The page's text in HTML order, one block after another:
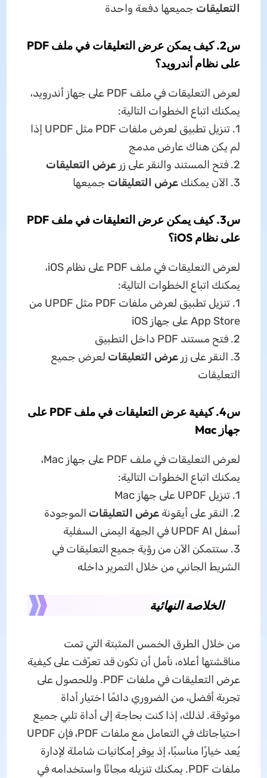
التعليقات جميعها دفعة واحدة
س2. كيف يمكن عرض التعليقات في ملف PDF
على نظام أندرويد؟
لعرض التعليقات في ملف PDF على جهاز أندرويد،
يمكنك اتباع الخطوات التالية:
1. تنزيل تطبيق لعرض ملفات PDF مثل UPDF إذا
لم يكن هناك عارض مدمج
2. فتح المستند والنقر على زر
عرض التعليقات
3. الآن يمكنك
عرض التعليقات جميعها
س3. كيف يمكن عرض التعليقات في ملف PDF
على نظام iOS؟
لعرض التعليقات في ملف PDF على نظام iOS،
يمكنك اتباع الخطوات التالية:
1. تنزيل تطبيق لعرض ملفات PDF مثل UPDF من
App Store على جهاز iOS
2. فتح مستند PDF داخل التطبيق
3. النقر على زر
عرض التعليقات لعرض جميع
التعليقات
س4. كيفية عرض التعليقات في ملف PDF على
جهاز Mac
لعرض التعليقات في ملف PDF على جهاز Mac،
يمكنك اتباع الخطوات التالية:
1. تنزيل UPDF على جهاز Mac
2. النقر على أيقونة
عرض التعليقات الموجودة
أسفل UPDF AI في الجهة اليمنى السفلية
3. ستتمكن الآن من رؤية جميع التعليقات في
الشريط الجانبي من خلال التمرير داخله
الخلاصة النهائية
من خلال الطرق الخمس المثبتة التي تمت
مناقشتها أعلاه، نأمل أن تكون قد تعرّفت على كيفية
عرض التعليقات في ملفات PDF. وللحصول على
تجربة أفضل، من الضروري دائمًا اختيار أداة
موثوقة. لذلك، إذا كنت بحاجة إلى أداة تلبي جميع
احتياجاتك في التعامل مع ملفات PDF، فإن UPDF
يُعد خيارًا مناسبًا، إذ يوفر إمكانيات شاملة لإدارة
ملفات PDF. يمكنك تنزيله مجانًا واستخدامه في